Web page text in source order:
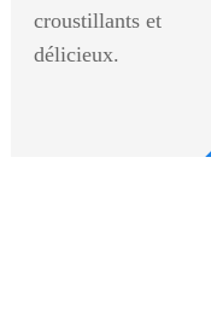
croustillants et
délicieux.